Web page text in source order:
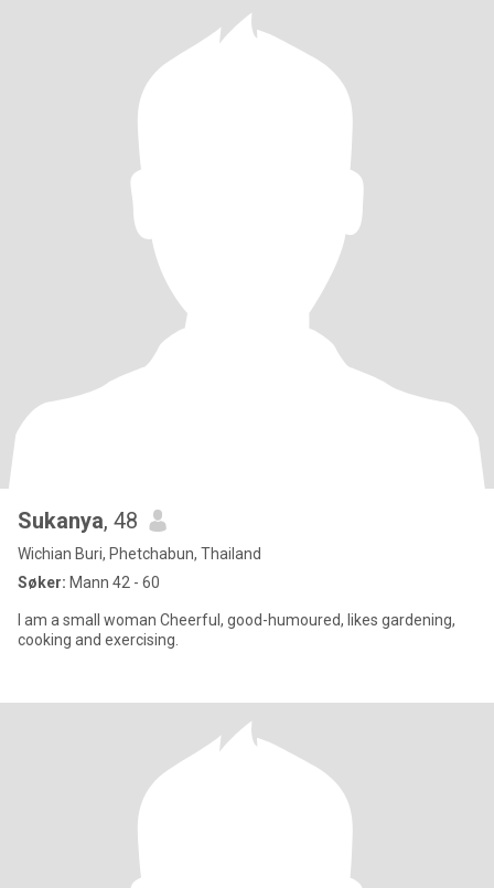
Sukanya, 48
Wichian Buri, Phetchabun, Thailand
Søker: Mann 42 - 60
I am a small woman Cheerful, good-humoured, likes gardening,
cooking and exercising.